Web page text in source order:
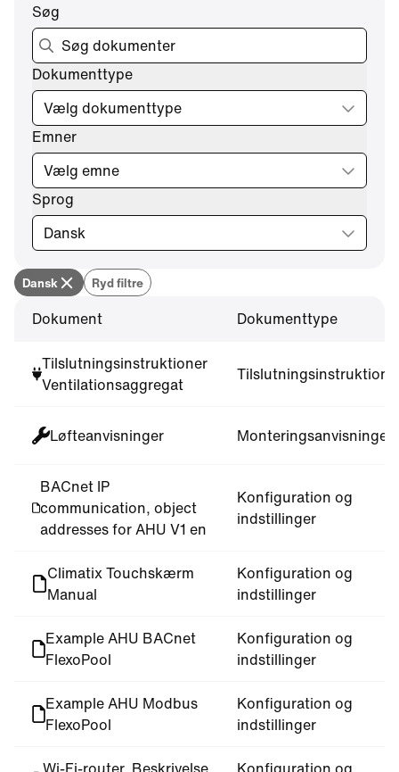
Søg
Dokumenttype
Vælg dokumenttype
Emner
Vælg emne
Sprog
Dansk
Dansk Ryd filtre
Dokument Dokumenttype
Tilslutningsinstruktioner
Ventilationsaggregat
Løfteanvisninger Monteringsanvisninger
BACnet IP
communication, object
addresses for AHU V1 en
Konfiguration og
indstillinger
Climatix Touchskærm
Manual
Konfiguration og
indstillinger
Example AHU BACnet
FlexoPool
Konfiguration og
indstillinger
Example AHU Modbus
FlexoPool
Konfiguration og
indstillinger